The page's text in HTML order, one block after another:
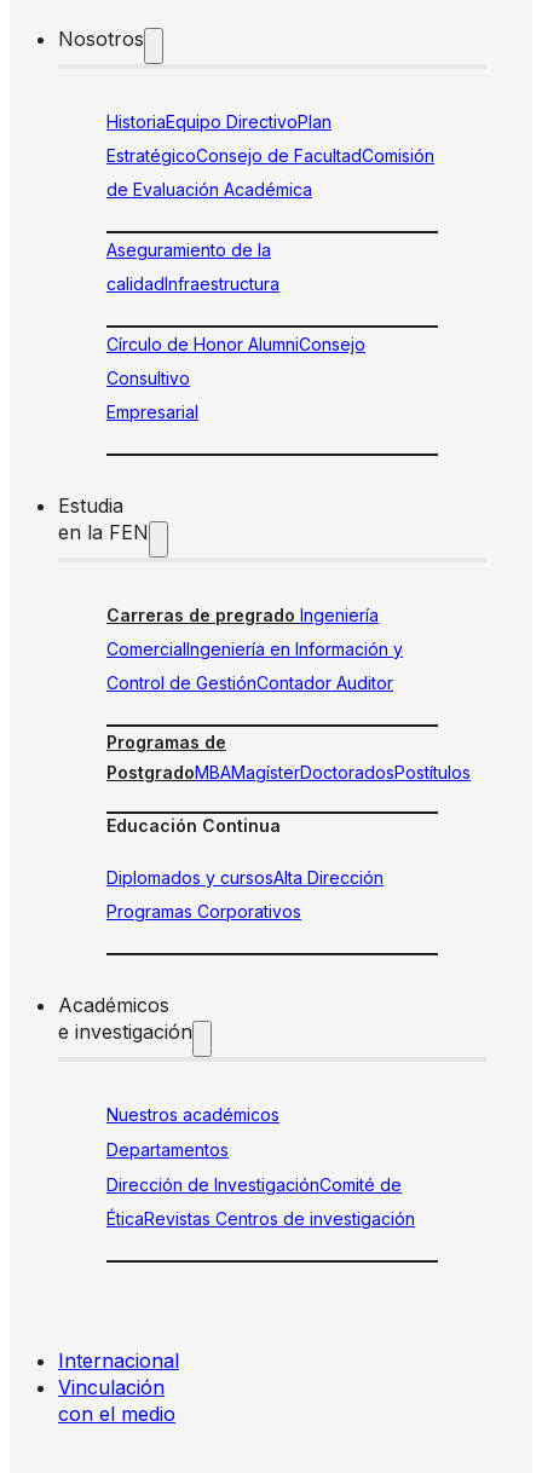
Nosotros
HistoriaEquipo DirectivoPlan
EstratégicoConsejo de FacultadComisión
de Evaluación Académica
Aseguramiento de la
calidadInfraestructura
Círculo de Honor AlumniConsejo
Consultivo
Empresarial
Estudia
en la FEN
Carreras de pregrado Ingeniería
ComercialIngeniería en Información y
Control de GestiónContador Auditor
Programas de
PostgradoMBAMagísterDoctoradosPostítulos
Educación Continua
Diplomados y cursosAlta Dirección
Programas Corporativos
Académicos
e investigación
Nuestros académicos
Departamentos
Dirección de InvestigaciónComité de
ÉticaRevistas Centros de investigación
Internacional
Vinculación
con el medio